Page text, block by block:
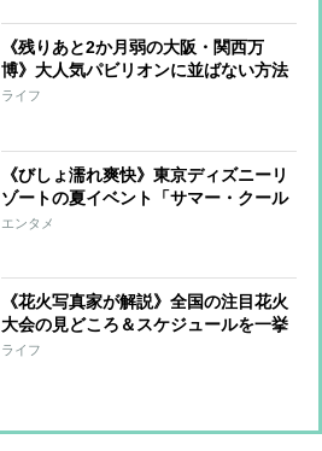
《残りあと2か月弱の大阪・関西万
博》大人気パビリオンに並ばない方法
と残暑の中で快適に楽しむ4つのコ
ライフ
《びしょ濡れ爽快》東京ディズニーリ
ゾートの夏イベント「サマー・クール
オフ」を時任勇気がナビゲート！
エンタメ
《花火写真家が解説》全国の注目花火
大会の見どころ＆スケジュールを一挙
紹介！「打ち上げ数約4万発の日本最
ライフ